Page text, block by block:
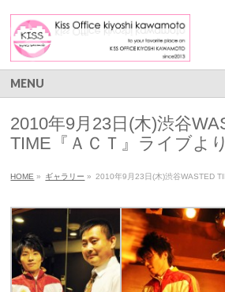
MENU
2010年9月23日(木)渋谷
TIME『ＡＣＴ』ライブより
HOME » ギャラリー » 2010年9月23日(木)渋谷WASTED